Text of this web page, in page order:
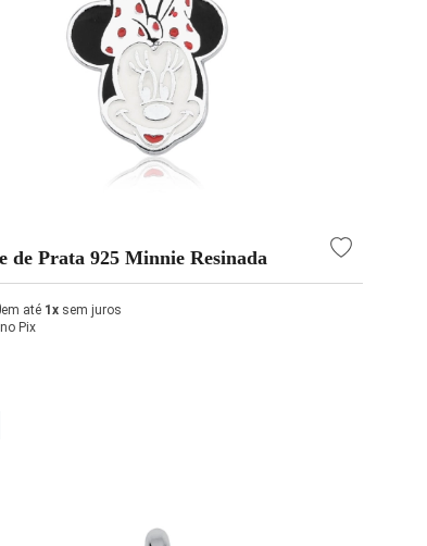
de Prata 925 Minnie Resinada
em até 1x sem juros
no Pix